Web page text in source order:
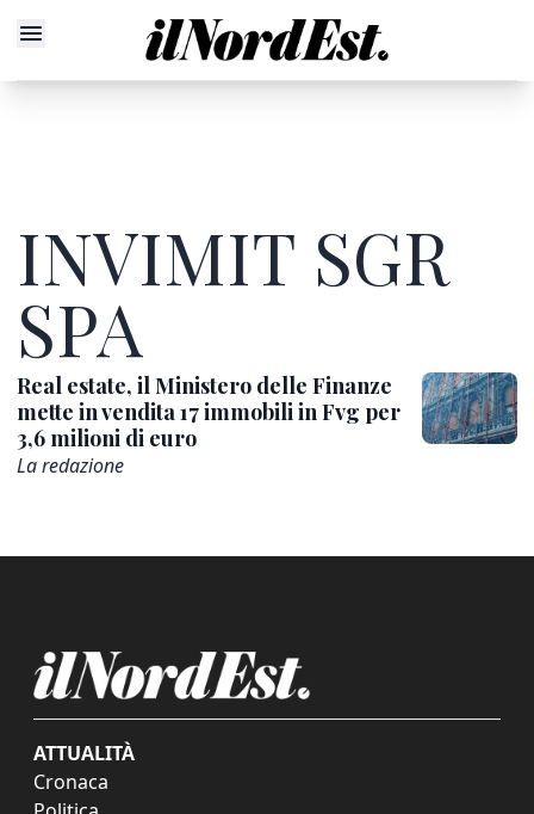
INVIMIT SGR
SPA
Real estate, il Ministero delle Finanze
mette in vendita 17 immobili in Fvg per
3,6 milioni di euro
La redazione
ATTUALITÀ
Cronaca